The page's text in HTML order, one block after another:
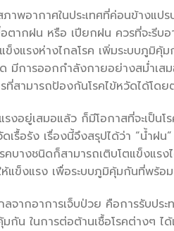
าพอากาศในประเทศที่ค่อนข้างแป
ตากฝน หรือ เปียกฝน ควรที่จะรีบอ
งแรงห่างไกลโรค เพิ่มระบบภูมิ
มีการออกกำลังกายอย่างสม่ำเสม
ที่สามารถป้องกันโรคไข้หวัดได้โดย
งอยู่เสมอแล้ว ก็มีโอกาสที่จะเป็น
เรื้อรัง เรื่องนี้จึงสรุปได้ว่า “น้ำฝ
บางชนิดก็สามารถเติบโตแข็งแร
แข็งแรง เพื่อระบบภูมิคุ้มกันที่พร้อ
ากอาการเจ็บป่วย คือการรับปร
กัน ในการต่อต้านเชื้อโรคต่างๆ ไ